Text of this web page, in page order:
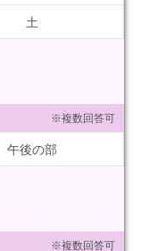
土
※複数回答可
午後の部
※複数回答可